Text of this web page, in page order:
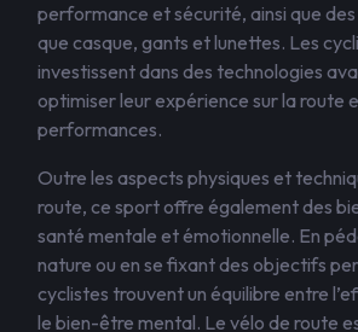
performance et sécurité, ainsi que
que casque, gants et lunettes. Les
investissent dans des technologies
optimiser leur expérience sur la route
performances.
Outre les aspects physiques et
route, ce sport offre également des
santé mentale et émotionnelle. En
nature ou en se fixant des objectifs
cyclistes trouvent un équilibre entre
le bien-être mental. Le vélo de route